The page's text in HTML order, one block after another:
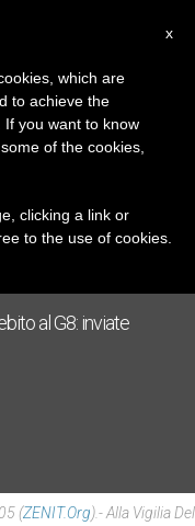
al G8: inviate
(ZENIT.org).- Alla Vigilia Del
x
which are
to achieve the
If you want to know
of the cookies,
clicking a link or
to the use of cookies.